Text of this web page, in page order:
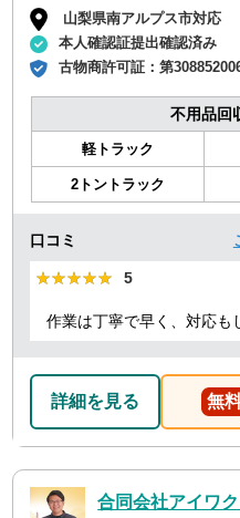
山梨県南アルプス市対応
本人確認証提出確認済み
古物商許可証：第
不用品回
軽トラック
2トントラック
口コミ
★★★★★
★★★★★ 5
作業は丁寧で早く、対応も
詳細を見る 無
合同会社アイワ